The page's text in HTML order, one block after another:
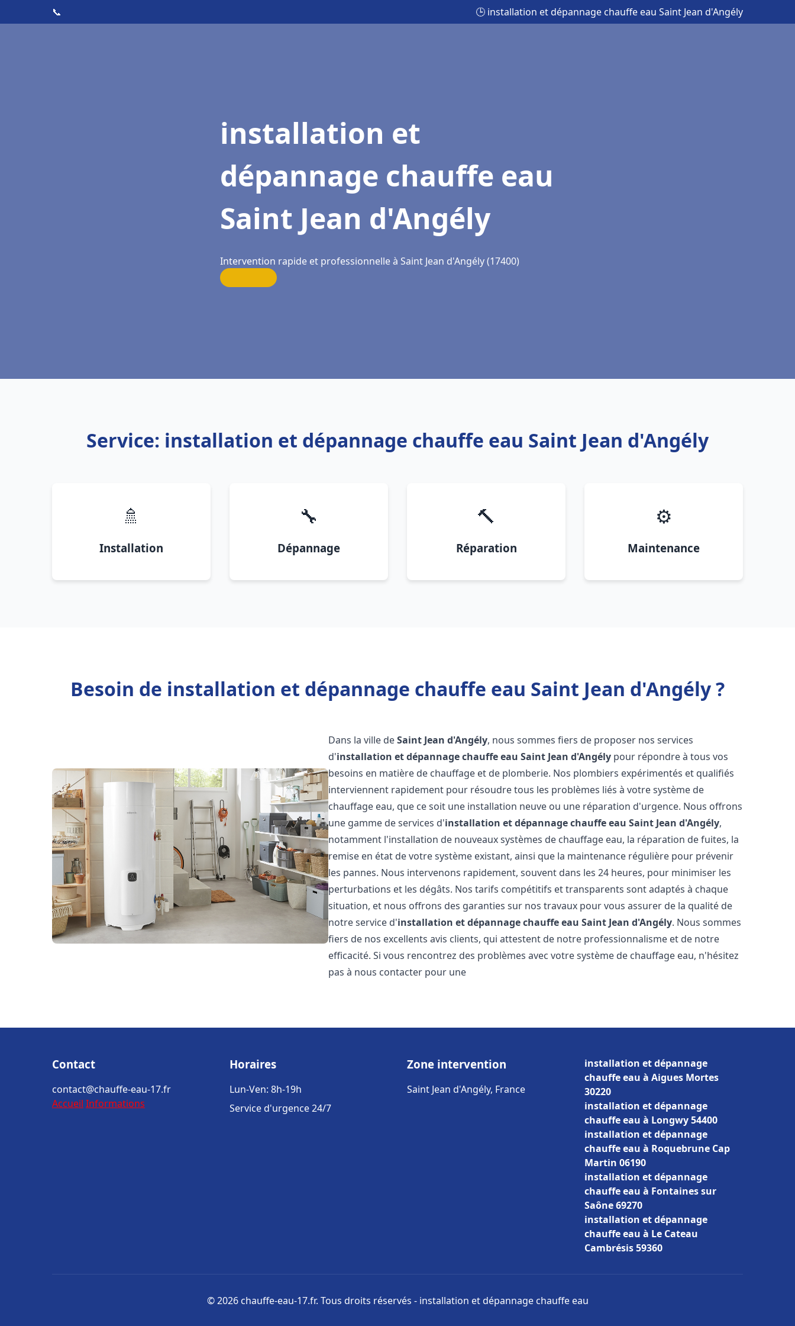
📞 🕒 installation et dépannage chauffe eau Saint Jean d'Angély
installation et
dépannage chauffe eau
Saint Jean d'Angély
Intervention rapide et professionnelle à Saint Jean d'Angély (17400)
Service: installation et dépannage chauffe eau Saint Jean d'Angély
🚿
Installation
🔧
Dépannage
🔨
Réparation
⚙️
Maintenance
Besoin de installation et dépannage chauffe eau Saint Jean d'Angély ?
Dans la ville deSaint Jean d'Angély, nous sommes fiers de proposer nos services
d'installation et dépannage chauffe eau Saint Jean d'Angély pour répondre à tous vos
besoins en matière de chauffage et de plomberie. Nos plombiers expérimentés et qualifiés
interviennent rapidement pour résoudre tous les problèmes liés à votre système de
chauffage eau, que ce soit une installation neuve ou une réparation d'urgence. Nous offrons
une gamme de services d'installation et dépannage chauffe eau Saint Jean d'Angély,
notamment l'installation de nouveaux systèmes de chauffage eau, la réparation de fuites, la
remise en état de votre système existant, ainsi que la maintenance régulière pour prévenir
les pannes. Nous intervenons rapidement, souvent dans les 24 heures, pour minimiser les
perturbations et les dégâts. Nos tarifs compétitifs et transparents sont adaptés à chaque
situation, et nous offrons des garanties sur nos travaux pour vous assurer de la qualité de
notre service d'installation et dépannage chauffe eau Saint Jean d'Angély. Nous sommes
fiers de nos excellents avis clients, qui attestent de notre professionnalisme et de notre
efficacité. Si vous rencontrez des problèmes avec votre système de chauffage eau, n'hésitez
pas à nous contacter pour une
Contact
contact@chauffe-eau-17.fr
Accueil Informations
Horaires
Lun-Ven: 8h-19h
Service d'urgence 24/7
Zone intervention
Saint Jean d'Angély, France
installation et dépannage
chauffe eau à Aigues Mortes
30220
installation et dépannage
chauffe eau à Longwy 54400
installation et dépannage
chauffe eau à Roquebrune Cap
Martin 06190
installation et dépannage
chauffe eau à Fontaines sur
Saône 69270
installation et dépannage
chauffe eau à Le Cateau
Cambrésis 59360
© 2026 chauffe-eau-17.fr. Tous droits réservés - installation et dépannage chauffe eau